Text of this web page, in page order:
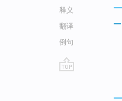
释义
翻译
例句